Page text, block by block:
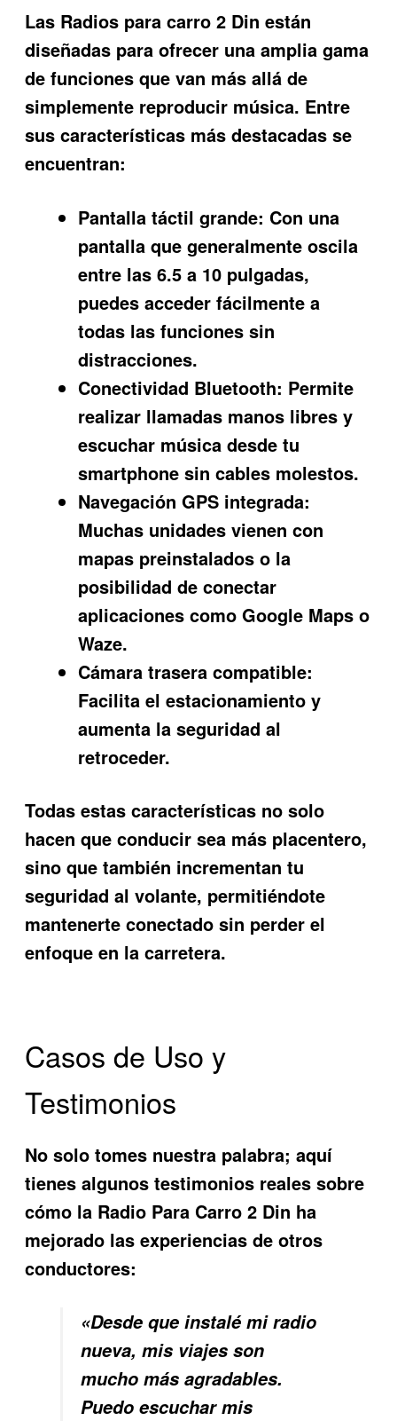
Las Radios para carro 2 Din están
diseñadas para ofrecer una amplia gama
de funciones que van más allá de
simplemente reproducir música. Entre
sus características más destacadas se
encuentran:
Pantalla táctil grande: Con una
pantalla que generalmente oscila
entre las 6.5 a 10 pulgadas,
puedes acceder fácilmente a
todas las funciones sin
distracciones.
Conectividad Bluetooth: Permite
realizar llamadas manos libres y
escuchar música desde tu
smartphone sin cables molestos.
Navegación GPS integrada:
Muchas unidades vienen con
mapas preinstalados o la
posibilidad de conectar
aplicaciones como Google Maps o
Waze.
Cámara trasera compatible:
Facilita el estacionamiento y
aumenta la seguridad al
retroceder.
Todas estas características no solo
hacen que conducir sea más placentero,
sino que también incrementan tu
seguridad al volante, permitiéndote
mantenerte conectado sin perder el
enfoque en la carretera.
Casos de Uso y
Testimonios
No solo tomes nuestra palabra; aquí
tienes algunos testimonios reales sobre
cómo la Radio Para Carro 2 Din ha
mejorado las experiencias de otros
conductores:
«Desde que instalé mi radio
nueva, mis viajes son
mucho más agradables.
Puedo escuchar mis